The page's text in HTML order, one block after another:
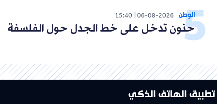
الوطن 06-08-2026
15:40
حنون تدخل على خط الجدل حول الفلسفة
تطبيق الهاتف الذكي